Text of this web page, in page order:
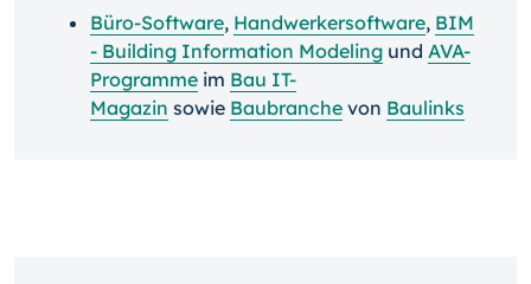
Büro-Software, Handwerkersoftware, BIM
- Building Information Modeling und AVA-
Programme im Bau IT-
Magazin sowie Baubranche von Baulinks